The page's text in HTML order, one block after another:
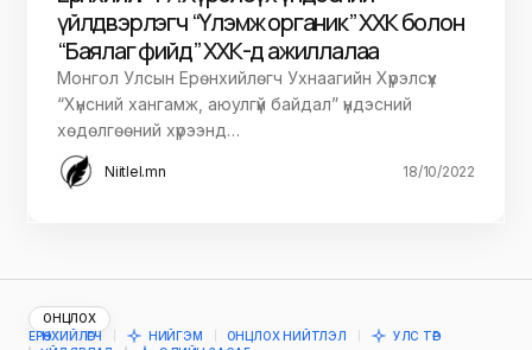
үйлдвэрлэгч “Үлэмж органик” ХХК болон
“Баялаг фийд” ХХК-д ажиллалаа
Монгол Улсын Ерөнхийлөгч Ухнаагийн Хүрэлсүх
“Хүнсний хангамж, аюулгүй байдал” үндэсний
хөдөлгөөний хүрээнд…
Niitlel.mn 18/10/2022
ОНЦЛОХ
ЕРӨНХИЙЛӨГЧ
НИЙГЭМ ОНЦЛОХ НИЙТЛЭЛ
УЛС ТӨР